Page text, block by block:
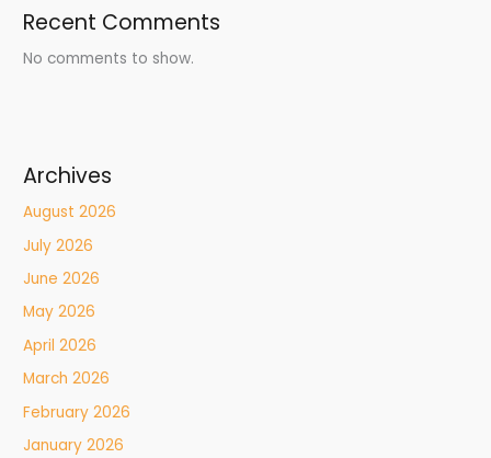
Recent Comments
No comments to show.
Archives
August 2026
July 2026
June 2026
May 2026
April 2026
March 2026
February 2026
January 2026